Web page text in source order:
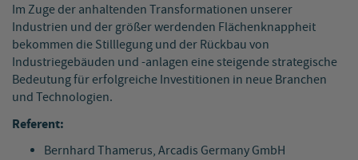
Im Zuge der anhaltenden Transformationen unserer
Industrien und der größer werdenden Flächenknappheit
bekommen die Stilllegung und der Rückbau von
Industriegebäuden und -anlagen eine steigende strategische
Bedeutung für erfolgreiche Investitionen in neue Branchen
und Technologien.
Referent:
Bernhard Thamerus, Arcadis Germany GmbH